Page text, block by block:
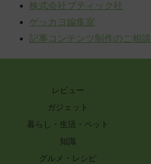
株式会社ブティック社
ゲッカヨ編集室
記事コンテンツ制作のご相談
レビュー
ガジェット
暮らし・生活・ペット
知識
グルメ・レシピ